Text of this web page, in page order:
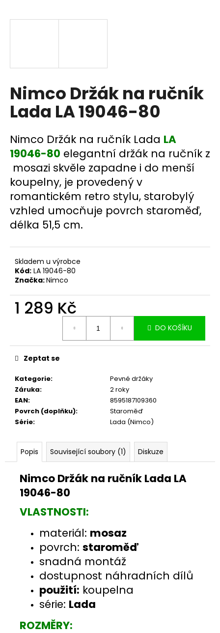
Nimco Držák na ručník
Lada LA 19046-80
Nimco Držák na ručník Lada LA
19046-80 elegantní držák na ručník z
mosazi skvěle zapadne i do menší
koupelny, je provedený v
romantickém retro stylu, starobylý
vzhled umocňuje povrch staroměď,
délka 51,5 cm.
Skladem u výrobce
Kód: LA 19046-80
Značka:Nimco
1 289 Kč
DO KOŠÍKU
Kategorie:
Pevné držáky
Záruka:
2 roky
EAN:
8595187109360
Povrch (doplňku):
Staroměď
Série: Lada (Nimco)
Zeptat se
Popis Související soubory (1) Diskuze
Nimco Držák na ručník Lada LA
19046-80
VLASTNOSTI:
materiál: mosaz
povrch: staroměď
snadná montáž
dostupnost náhradních dílů
použití: koupelna
série: Lada
ROZMĚRY:
j
?
HLEDAT
D
o
p
o
r
u
č
u
j
m
e